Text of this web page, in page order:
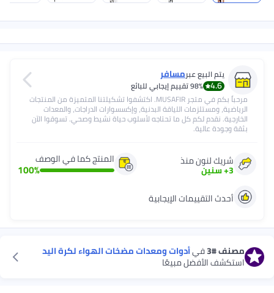
البيع عبرمسافر
98%تقييم إيجابي للبائع
مرحباً بكم في متجر MUSAFIR. اكتشفوا تشكيلتنا المتميزة من المنتجات
اللياقة البدنية، وإكسسوارات الدراجات، والمعدات
لكم كل ما تحتاجه لأسلوب حياة نشيط وصحي. تسوقوا الآن
المنتج كما في الوصف
100%
منذ
الإيجابية
فيأدوات ومعدات مضخات الهواء لكرة اليد
مبيعًا